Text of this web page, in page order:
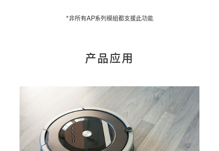
*非所有AP系列模組都支援此功能
产品应用